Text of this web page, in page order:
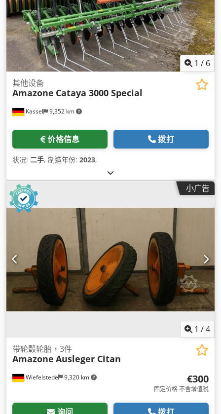
1 / 6
Kassel 9,352 km
其他设备
Amazone Cataya 3000 Special
价格信息 拨打
状况: 二手, 制造年份: 2023,
小广告
1 /4
Wiefelstede 9,320 km
带轮毂轮胎，3件
Amazone Ausleger Citan
€300
固定价格 不含增值税